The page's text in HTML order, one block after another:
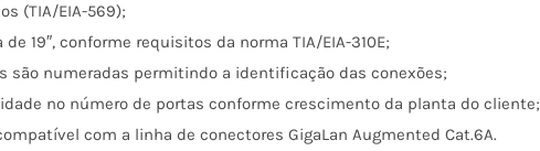
(TIA/EIA-569);
19″, conforme requisitos da norma TIA/EIA-310E;
são numeradas permitindo a identificação das conexões;
no número de portas conforme crescimento da planta do cliente;
com a linha de conectores GigaLan Augmented Cat.6A.